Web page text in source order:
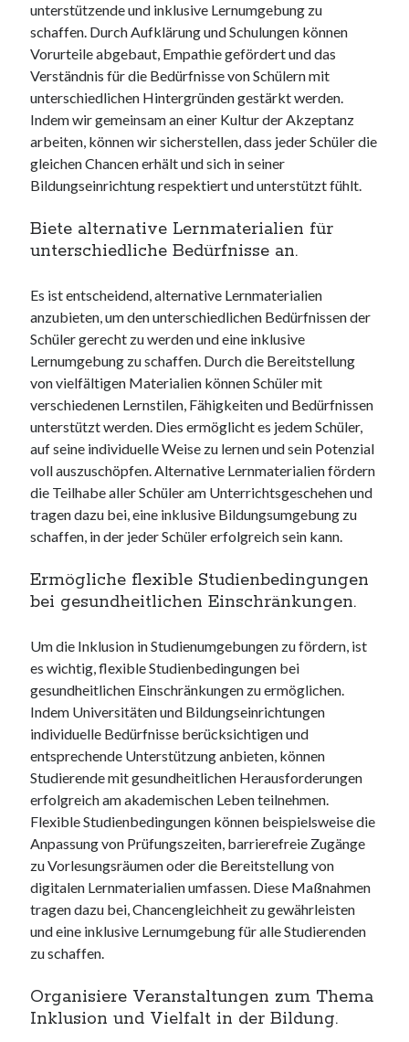
unterstützende und inklusive Lernumgebung zu
schaffen. Durch Aufklärung und Schulungen können
Vorurteile abgebaut, Empathie gefördert und das
Verständnis für die Bedürfnisse von Schülern mit
unterschiedlichen Hintergründen gestärkt werden.
Indem wir gemeinsam an einer Kultur der Akzeptanz
arbeiten, können wir sicherstellen, dass jeder Schüler die
gleichen Chancen erhält und sich in seiner
Bildungseinrichtung respektiert und unterstützt fühlt.
Biete alternative Lernmaterialien für
unterschiedliche Bedürfnisse an.
Es ist entscheidend, alternative Lernmaterialien
anzubieten, um den unterschiedlichen Bedürfnissen der
Schüler gerecht zu werden und eine inklusive
Lernumgebung zu schaffen. Durch die Bereitstellung
von vielfältigen Materialien können Schüler mit
verschiedenen Lernstilen, Fähigkeiten und Bedürfnissen
unterstützt werden. Dies ermöglicht es jedem Schüler,
auf seine individuelle Weise zu lernen und sein Potenzial
voll auszuschöpfen. Alternative Lernmaterialien fördern
die Teilhabe aller Schüler am Unterrichtsgeschehen und
tragen dazu bei, eine inklusive Bildungsumgebung zu
schaffen, in der jeder Schüler erfolgreich sein kann.
Ermögliche flexible Studienbedingungen
bei gesundheitlichen Einschränkungen.
Um die Inklusion in Studienumgebungen zu fördern, ist
es wichtig, flexible Studienbedingungen bei
gesundheitlichen Einschränkungen zu ermöglichen.
Indem Universitäten und Bildungseinrichtungen
individuelle Bedürfnisse berücksichtigen und
entsprechende Unterstützung anbieten, können
Studierende mit gesundheitlichen Herausforderungen
erfolgreich am akademischen Leben teilnehmen.
Flexible Studienbedingungen können beispielsweise die
Anpassung von Prüfungszeiten, barrierefreie Zugänge
zu Vorlesungsräumen oder die Bereitstellung von
digitalen Lernmaterialien umfassen. Diese Maßnahmen
tragen dazu bei, Chancengleichheit zu gewährleisten
und eine inklusive Lernumgebung für alle Studierenden
zu schaffen.
Organisiere Veranstaltungen zum Thema
Inklusion und Vielfalt in der Bildung.